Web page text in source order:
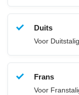
Duits
Voor
Frans
Voor